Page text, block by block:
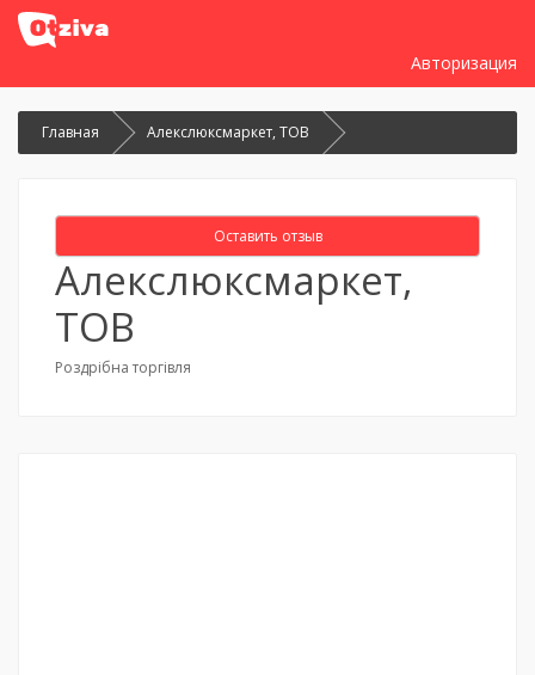
Авторизация
Главная Алекслюксмаркет, ТОВ
Оставить отзыв
Алекслюксмаркет,
ТОВ
Роздрібна торгівля